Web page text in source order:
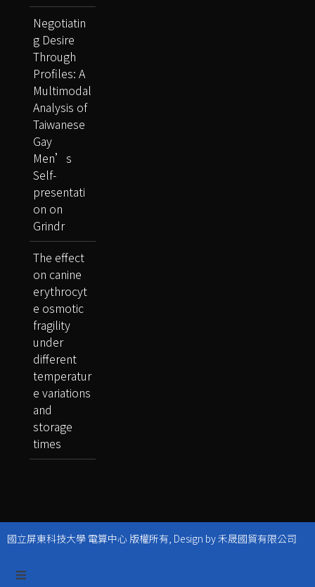
Negotiatin
g Desire
Through
Profiles: A
Multimodal
Analysis of
Taiwanese
Gay
Men’s
Self-
presentati
on on
Grindr
The effect
on canine
erythrocyt
e osmotic
fragility
under
different
temperatur
e variations
and
storage
times
國立屏東科技大學 電算中心 版權所有, Design by 禾晟國貿有限公司